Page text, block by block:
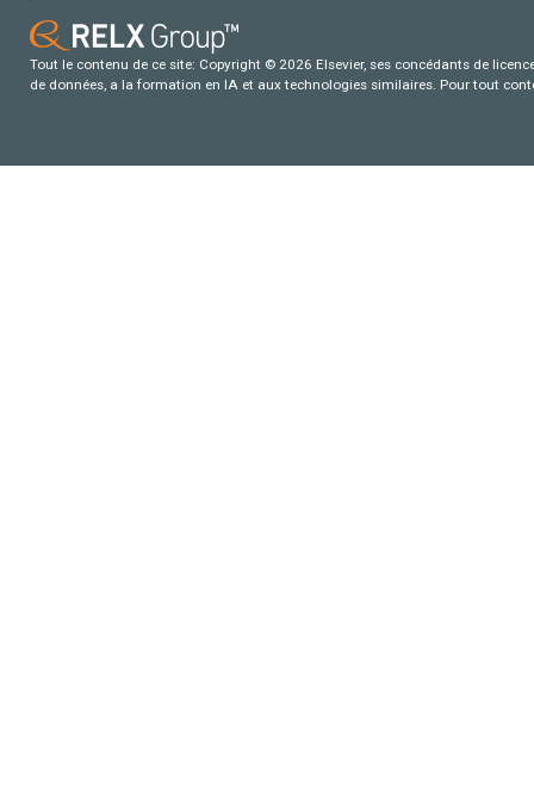
Tout le contenu de ce site: Copyright © 2026 Elsevier, ses concédants de
de données, a la formation en IA et aux technologies similaires. Pour tout